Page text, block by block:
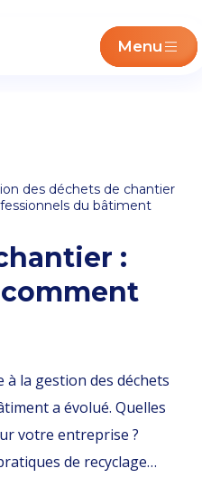
Menu
des déchets de chantier
du bâtiment
:
la gestion des déchets
a évolué. Quelles
votre entreprise ?
de recyclage…